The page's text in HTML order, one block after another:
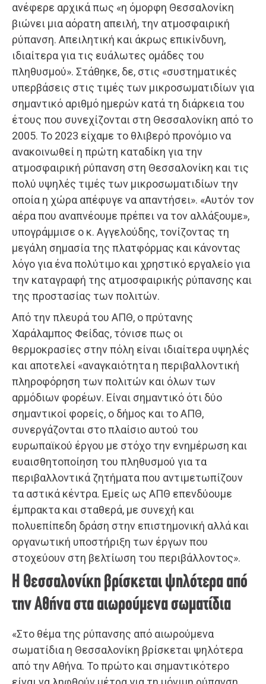
ανέφερε αρχικά πως «η όμορφη Θεσσαλονίκη
βιώνει μια αόρατη απειλή, την ατμοσφαιρική
ρύπανση. Απειλητική και άκρως επικίνδυνη,
ιδιαίτερα για τις ευάλωτες ομάδες του
πληθυσμού». Στάθηκε, δε, στις «συστηματικές
υπερβάσεις στις τιμές των μικροσωματιδίων για
σημαντικό αριθμό ημερών κατά τη διάρκεια του
έτους που συνεχίζονται στη Θεσσαλονίκη από το
2005. Το 2023 είχαμε το θλιβερό προνόμιο να
ανακοινωθεί η πρώτη καταδίκη για την
ατμοσφαιρική ρύπανση στη Θεσσαλονίκη και τις
πολύ υψηλές τιμές των μικροσωματιδίων την
οποία η χώρα απέφυγε να απαντήσει». «Αυτόν τον
αέρα που αναπνέουμε πρέπει να τον αλλάξουμε»,
υπογράμμισε ο κ. Αγγελούδης, τονίζοντας τη
μεγάλη σημασία της πλατφόρμας και κάνοντας
λόγο για ένα πολύτιμο και χρηστικό εργαλείο για
την καταγραφή της ατμοσφαιρικής ρύπανσης και
της προστασίας των πολιτών.
Από την πλευρά του ΑΠΘ, ο πρύτανης
Χαράλαμπος Φείδας, τόνισε πως οι
θερμοκρασίες στην πόλη είναι ιδιαίτερα υψηλές
και αποτελεί «αναγκαιότητα η περιβαλλοντική
πληροφόρηση των πολιτών και όλων των
αρμόδιων φορέων. Είναι σημαντικό ότι δύο
σημαντικοί φορείς, ο δήμος και το ΑΠΘ,
συνεργάζονται στο πλαίσιο αυτού του
ευρωπαϊκού έργου με στόχο την ενημέρωση και
ευαισθητοποίηση του πληθυσμού για τα
περιβαλλοντικά ζητήματα που αντιμετωπίζουν
τα αστικά κέντρα. Εμείς ως ΑΠΘ επενδύουμε
έμπρακτα και σταθερά, με συνεχή και
πολυεπίπεδη δράση στην επιστημονική αλλά και
οργανωτική υποστήριξη των έργων που
στοχεύουν στη βελτίωση του περιβάλλοντος».
Η Θεσσαλονίκη βρίσκεται ψηλότερα από
την Αθήνα στα αιωρούμενα σωματίδια
«Στο θέμα της ρύπανσης από αιωρούμενα
σωματίδια η Θεσσαλονίκη βρίσκεται ψηλότερα
από την Αθήνα. Το πρώτο και σημαντικότερο